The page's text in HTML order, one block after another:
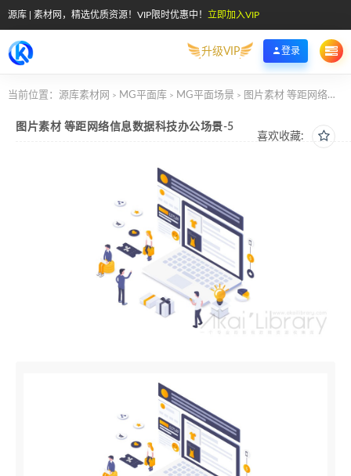
源库 | 素材网，精选优质资源！VIP限时优惠中！ 立即加入VIP
升级VIP 登录
当前位置： 源库素材网 > MG平面库 > MG平面场景 > 图片素材 等距网络信息数据科技办公场景-5
喜欢收藏:
图片素材 等距网络信息数据科技办公场景-5